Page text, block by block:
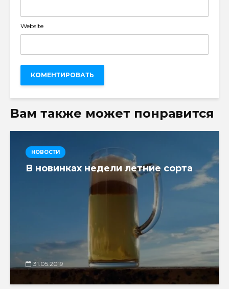
Website
Вам также может понравится
НОВОСТИ
В новинках недели летние сорта
31.05.2019